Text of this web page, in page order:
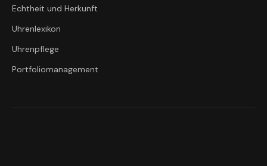
Echtheit und Herkunft
Uhrenlexikon
Uhrenpflege
Portfoliomanagement